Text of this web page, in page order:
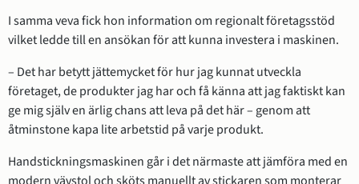
I samma veva fick hon information om regionalt företagsstöd
vilket ledde till en ansökan för att kunna investera i maskinen.
– Det har betytt jättemycket för hur jag kunnat utveckla
företaget, de produkter jag har och få känna att jag faktiskt kan
ge mig själv en ärlig chans att leva på det här – genom att
åtminstone kapa lite arbetstid på varje produkt.
Handstickningsmaskinen går i det närmaste att jämföra med en